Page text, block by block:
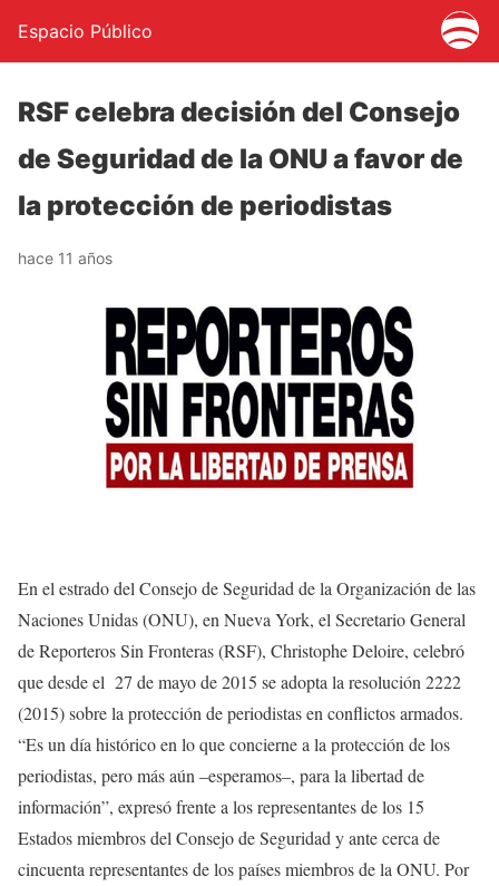
Espacio Público
RSF celebra decisión del Consejo
de Seguridad de la ONU a favor de
la protección de periodistas
hace 11 años
En el estrado del Consejo de Seguridad de la Organización de las
Naciones Unidas (ONU), en Nueva York, el Secretario General
de Reporteros Sin Fronteras (RSF), Christophe Deloire, celebró
que desde el 27 de mayo de 2015 se adopta la resolución 2222
(2015) sobre la protección de periodistas en conflictos armados.
“Es un día histórico en lo que concierne a la protección de los
periodistas, pero más aún –esperamos–, para la libertad de
información”, expresó frente a los representantes de los 15
Estados miembros del Consejo de Seguridad y ante cerca de
cincuenta representantes de los países miembros de la ONU. Por